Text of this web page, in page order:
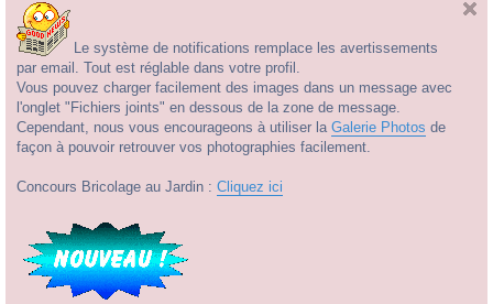
Le système de notifications remplace les avertissements
par email. Tout est réglable dans votre profil.
Vous pouvez charger facilement des images dans un message avec
l'onglet "Fichiers joints" en dessous de la zone de message.
Cependant, nous vous encourageons à utiliser la Galerie Photos de
façon à pouvoir retrouver vos photographies facilement.
Concours Bricolage au Jardin : Cliquez ici